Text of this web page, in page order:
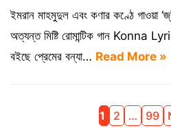
ইমরান মাহমুদুল এবং কণার কণ্ঠে গাওয়া
অত্যন্ত মিষ্টি রোমান্টিক গান Konna
বইছে প্রেমের বন্যা… Read More »
Page
1 Page
2 … Page
99